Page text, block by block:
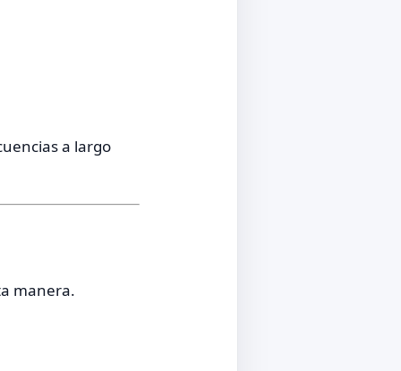
a largo
manera.